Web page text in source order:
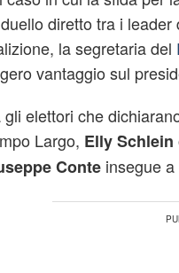
diretto tra i
la segretaria del
vantaggio sul
gli elettori che
Largo, Elly Schlein
Conteinsegue a